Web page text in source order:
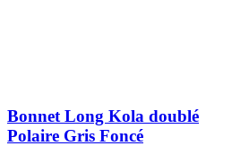
Bonnet Long Kola doublé
Polaire Gris Foncé